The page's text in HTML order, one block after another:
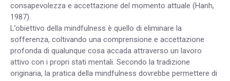
consapevolezza e accettazione del momento attuale (Hanh,
1987).
L’obiettivo della mindfulness è quello di eliminare la
sofferenza, coltivando una comprensione e accettazione
profonda di qualunque cosa accada attraverso un lavoro
attivo con i propri stati mentali. Secondo la tradizione
originaria, la pratica della mindfulness dovrebbe permettere di